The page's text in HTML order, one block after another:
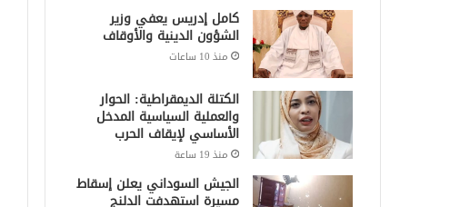
كامل إدريس يعفي وزير
الشؤون الدينية والأوقاف
منذ 10 ساعات
الكتلة الديمقراطية: الحوار
والعملية السياسية المدخل
الأساسي لإيقاف الحرب
منذ 19 ساعة
الجيش السوداني يعلن إسقاط
مسيرة استهدفت الدلنج